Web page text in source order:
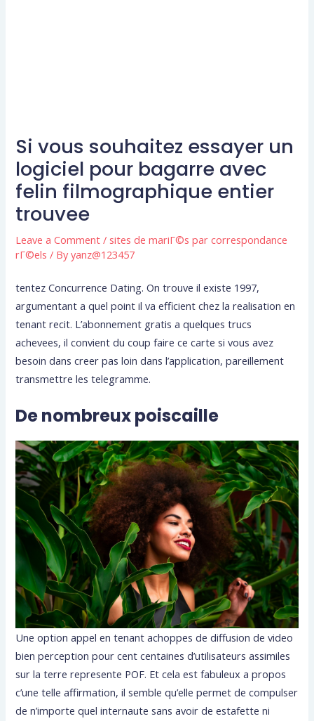
Si vous souhaitez essayer un
logiciel pour bagarre avec
felin filmographique entier
trouvee
Leave a Comment / sites de mariГ©s par correspondance
rГ©els / Byyanz@123457
tentez Concurrence Dating. On trouve il existe 1997,
argumentant a quel point il va efficient chez la realisation en
tenant recit. L’abonnement gratis a quelques trucs
achevees, il convient du coup faire ce carte si vous avez
besoin dans creer pas loin dans l’application, pareillement
transmettre les telegramme.
De nombreux poiscaille
Une option appel en tenant achoppes de diffusion de video
bien perception pour cent centaines d’utilisateurs assimiles
sur la terre represente POF. Et cela est fabuleux a propos
c’une telle affirmation, il semble qu’elle permet de compulser
de n’importe quel internaute sans avoir de estafette ni